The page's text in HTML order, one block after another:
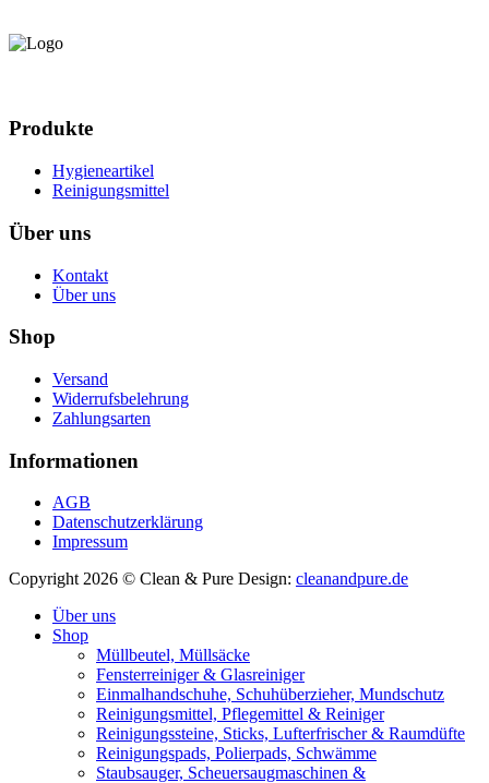
Produkte
Hygieneartikel
Reinigungsmittel
Über uns
Kontakt
Über uns
Shop
Versand
Widerrufsbelehrung
Zahlungsarten
Informationen
AGB
Datenschutzerklärung
Impressum
Copyright 2026 © Clean & Pure Design: cleanandpure.de
Über uns
Shop
Müllbeutel, Müllsäcke
Fensterreiniger & Glasreiniger
Einmalhandschuhe, Schuhüberzieher, Mundschutz
Reinigungsmittel, Pflegemittel & Reiniger
Reinigungssteine, Sticks, Lufterfrischer & Raumdüfte
Reinigungspads, Polierpads, Schwämme
Staubsauger, Scheuersaugmaschinen &